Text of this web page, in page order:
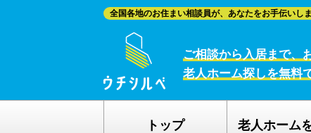
全国各地のお住まい相談員が、あなたをお手伝いしま
ご相談から入居まで、
老人ホーム探しを無料
トップ 老人ホーム